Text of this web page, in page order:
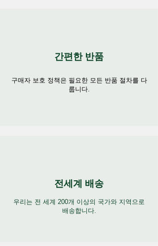
간편한 반품
구매자 보호 정책은 필요한 모든 반품 절차를 다
룹니다.
전세계 배송
우리는 전 세계 200개 이상의 국가와 지역으로
배송합니다.